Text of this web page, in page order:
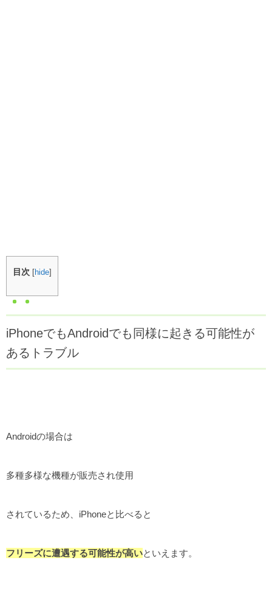
目次 [hide]
iPhoneでもAndroidでも同様に起きる可能性が
あるトラブル
Androidの場合は
多種多様な機種が販売され使用
されているため、iPhoneと比べると
フリーズに遭遇する可能性が高いといえます。